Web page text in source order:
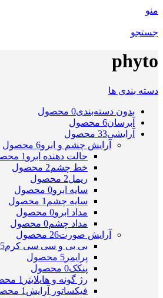
منو
جستجو
phyto
دسته بندی ها
بدون دسته‌بندی0 محصول
آبرسان6 محصول
آرایشی33 محصول
آرایش چشم و ابرو6 محصول
حالت دهنده ابرو 1 محصول
خط چشم2 محصول
ریمل2 محصول
سایه ابرو0 محصول
سایه چشم 1 محصول
مداد ابرو0 محصول
مداد چشم0 محصول
آرایش صورت26 محصول
بی بی و سی سی کرم15
پرایمر 5 محصول
پنکک0 محصول
رژ گونه و هایلایتر 1 محصول
فیکساتور آرایش 1 محصول